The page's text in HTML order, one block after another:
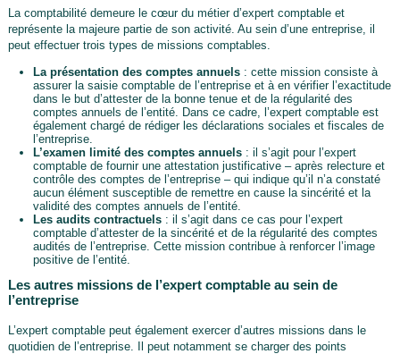
La comptabilité demeure le cœur du métier d’expert comptable et
représente la majeure partie de son activité. Au sein d’une entreprise, il
peut effectuer trois types de missions comptables.
La présentation des comptes annuels: cette mission consiste à
assurer la saisie comptable de l’entreprise et à en vérifier l’exactitude
dans le but d’attester de la bonne tenue et de la régularité des
comptes annuels de l’entité. Dans ce cadre, l’expert comptable est
également chargé de rédiger les déclarations sociales et fiscales de
l’entreprise.
L’examen limité des comptes annuels: il s’agit pour l’expert
comptable de fournir une attestation justificative – après relecture et
contrôle des comptes de l’entreprise – qui indique qu’il n’a constaté
aucun élément susceptible de remettre en cause la sincérité et la
validité des comptes annuels de l’entité.
Les audits contractuels: il s’agit dans ce cas pour l’expert
comptable d’attester de la sincérité et de la régularité des comptes
audités de l’entreprise. Cette mission contribue à renforcer l’image
positive de l’entité.
Les autres missions de l’expert comptable au sein de
l’entreprise
L’expert comptable peut également exercer d’autres missions dans le
quotidien de l’entreprise. Il peut notamment se charger des points